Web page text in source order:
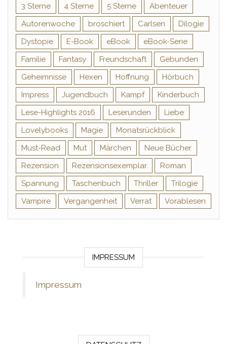
3 Sterne 4 Sterne 5 Sterne
Abenteuer
Autorenwoche
broschiert Carlsen
Dilogie
Dystopie
E-Book eBook
eBook-Serie
Familie
Fantasy Freundschaft
Gebunden
Geheimnisse
Hexen Hoffnung
Hörbuch
Impress
Jugendbuch Kampf
Kinderbuch
Lese-Highlights 2016
Leserunden
Liebe
Lovelybooks
Magie
Monatsrückblick
Must-Read
Mut Märchen
Neue Bücher
Rezension
Rezensionsexemplar
Roman
Spannung
Taschenbuch Thriller
Trilogie
Vampire
Vergangenheit Verrat Vorablesen
IMPRESSUM
Impressum